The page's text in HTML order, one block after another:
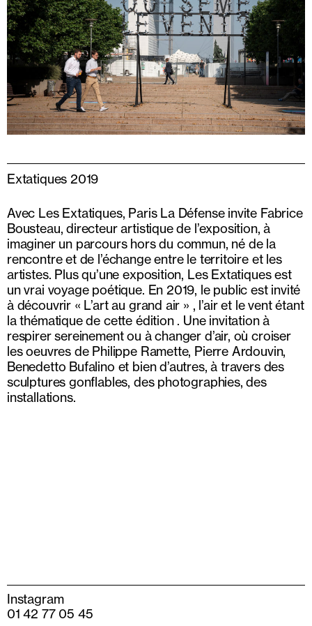
Extatiques 2019
Avec Les Extatiques, Paris La Défense invite Fabrice
Bousteau, directeur artistique de l’exposition, à
imaginer un parcours hors du commun, né de la
rencontre et de l’échange entre le territoire et les
artistes. Plus qu’une exposition, Les Extatiques est
un vrai voyage poétique. En 2019, le public est invité
à découvrir « L’art au grand air » , l’air et le vent étant
la thématique de cette édition . Une invitation à
respirer sereinement ou à changer d’air, où croiser
les oeuvres de Philippe Ramette, Pierre Ardouvin,
Benedetto Bufalino et bien d’autres, à travers des
sculptures gonflables, des photographies, des
installations.
Instagram
01 42 77 05 45